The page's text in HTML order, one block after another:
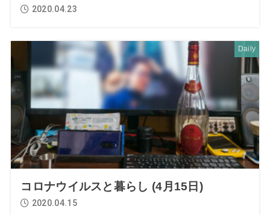
2020.04.23
Daily
コロナウイルスと暮らし (4月15日)
2020.04.15